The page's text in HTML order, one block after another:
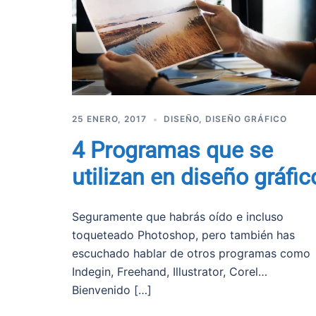
25 ENERO, 2017 DISEÑO DISEÑO GRÁFICO
4 Programas que se
utilizan en diseño
Seguramente que habrás oído e incluso
toqueteado Photoshop, pero también has
escuchado hablar de otros programas como
Indegin, Freehand, Illustrator, Corel…
Bienvenido […]